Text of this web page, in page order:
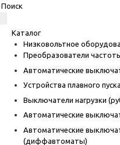
Каталог
Низковольтное
Преобразователи
Автоматические
Устройства плавного пуска
Выключатели нагрузки
Автоматические
Автоматические
(диффавтоматы)